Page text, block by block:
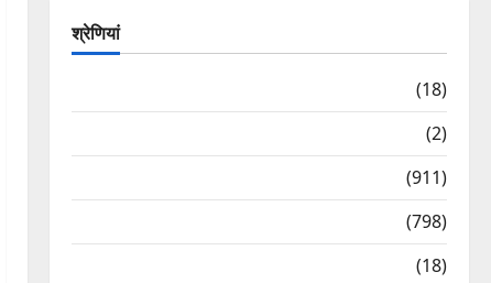
श्रेणियां
(18)
(2)
(911)
(798)
(18)